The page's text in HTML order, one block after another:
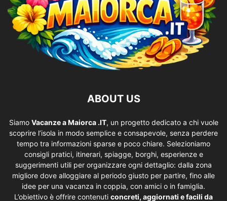
ABOUT US
Siamo Vacanze a Maiorca .IT, un progetto dedicato a chi vuole
scoprire l’isola in modo semplice e consapevole, senza perdere
tempo tra informazioni sparse e poco chiare. Selezioniamo
consigli pratici, itinerari, spiagge, borghi, esperienze e
suggerimenti utili per organizzare ogni dettaglio: dalla zona
migliore dove alloggiare al periodo giusto per partire, fino alle
idee per una vacanza in coppia, con amici o in famiglia.
L’obiettivo è offrire contenuti concreti, aggiornati e facili da